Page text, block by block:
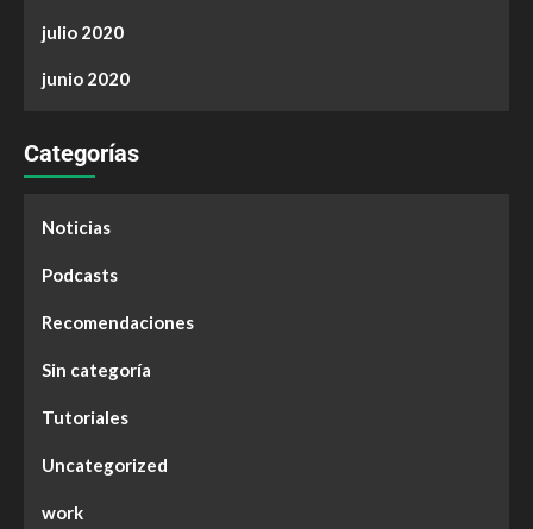
julio 2020
junio 2020
Categorías
Noticias
Podcasts
Recomendaciones
Sin categoría
Tutoriales
Uncategorized
work